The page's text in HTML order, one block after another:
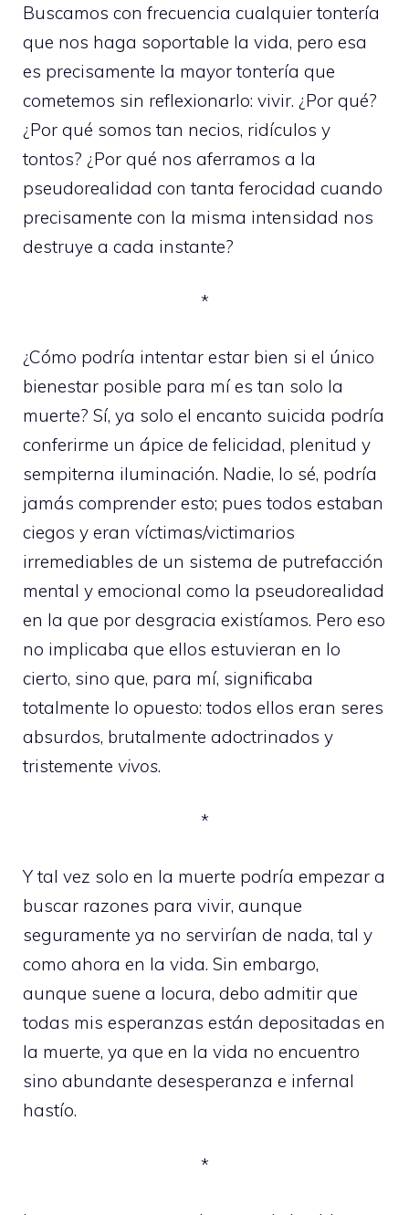
Buscamos con frecuencia cualquier tontería
que nos haga soportable la vida, pero esa
es precisamente la mayor tontería que
cometemos sin reflexionarlo: vivir. ¿Por qué?
¿Por qué somos tan necios, ridículos y
tontos? ¿Por qué nos aferramos a la
pseudorealidad con tanta ferocidad cuando
precisamente con la misma intensidad nos
destruye a cada instante?
*
¿Cómo podría intentar estar bien si el único
bienestar posible para mí es tan solo la
muerte? Sí, ya solo el encanto suicida podría
conferirme un ápice de felicidad, plenitud y
sempiterna iluminación. Nadie, lo sé, podría
jamás comprender esto; pues todos estaban
ciegos y eran víctimas/victimarios
irremediables de un sistema de putrefacción
mental y emocional como la pseudorealidad
en la que por desgracia existíamos. Pero eso
no implicaba que ellos estuvieran en lo
cierto, sino que, para mí, significaba
totalmente lo opuesto: todos ellos eran seres
absurdos, brutalmente adoctrinados y
tristemente vivos.
*
Y tal vez solo en la muerte podría empezar a
buscar razones para vivir, aunque
seguramente ya no servirían de nada, tal y
como ahora en la vida. Sin embargo,
aunque suene a locura, debo admitir que
todas mis esperanzas están depositadas en
la muerte, ya que en la vida no encuentro
sino abundante desesperanza e infernal
hastío.
*